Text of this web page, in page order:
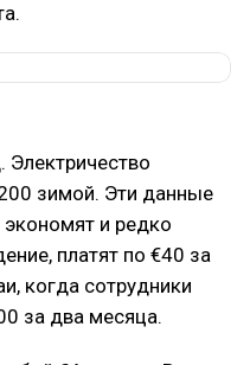
Электричество
зимой. Эти данные
экономят и редко
платят по €40 за
когда сотрудники
за два месяца.